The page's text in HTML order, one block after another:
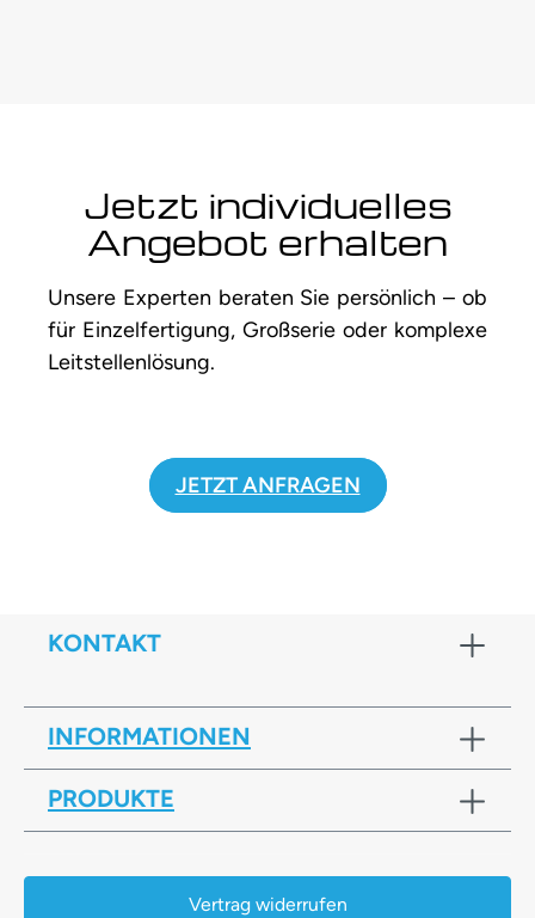
Jetzt individuelles
Angebot erhalten
Unsere Experten beraten Sie persönlich – ob
für Einzelfertigung, Großserie oder komplexe
Leitstellenlösung.
JETZT ANFRAGEN
KONTAKT
INFORMATIONEN
PRODUKTE
Vertrag widerrufen